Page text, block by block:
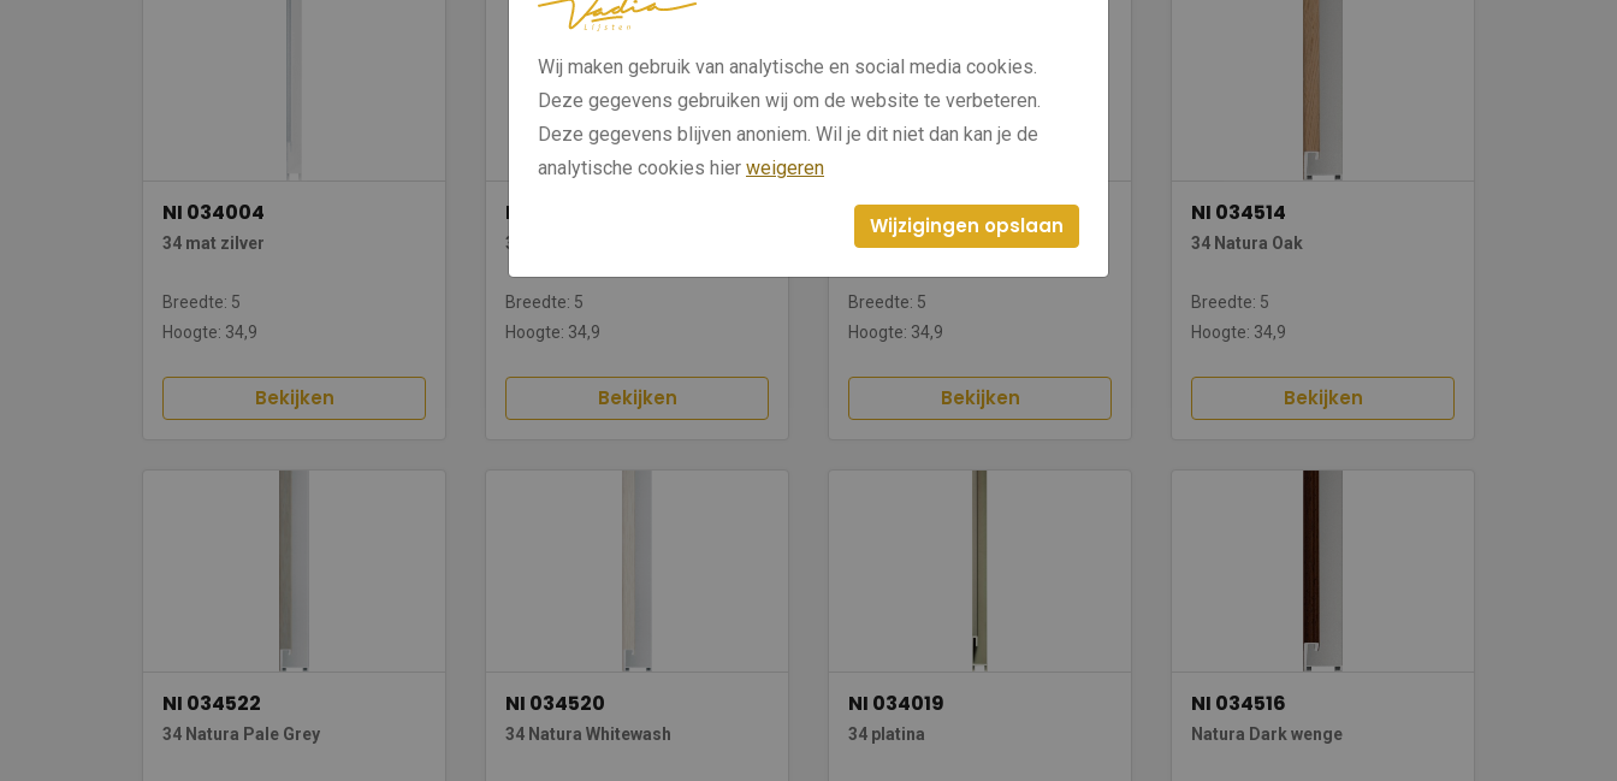
NI 034004
34 mat zilver
Breedte: 5
Hoogte: 34,9
Bekijken
NI 034524
34 Natura Antracite
Breedte: 5
Hoogte: 34,9
Bekijken
NI 034511
34 Natura Maple
Breedte: 5
Hoogte: 34,9
Bekijken
NI 034514
34 Natura Oak
Breedte: 5
Hoogte: 34,9
Bekijken
NI 034522
34 Natura Pale Grey
NI 034520
34 Natura Whitewash
NI 034019
34 platina
NI 034516
Natura Dark wenge
Wij maken gebruik van analytische en social media cookies.
Deze gegevens gebruiken wij om de website te verbeteren.
Deze gegevens blijven anoniem. Wil je dit niet dan kan je de
analytische cookies hier weigeren
Wijzigingen opslaan